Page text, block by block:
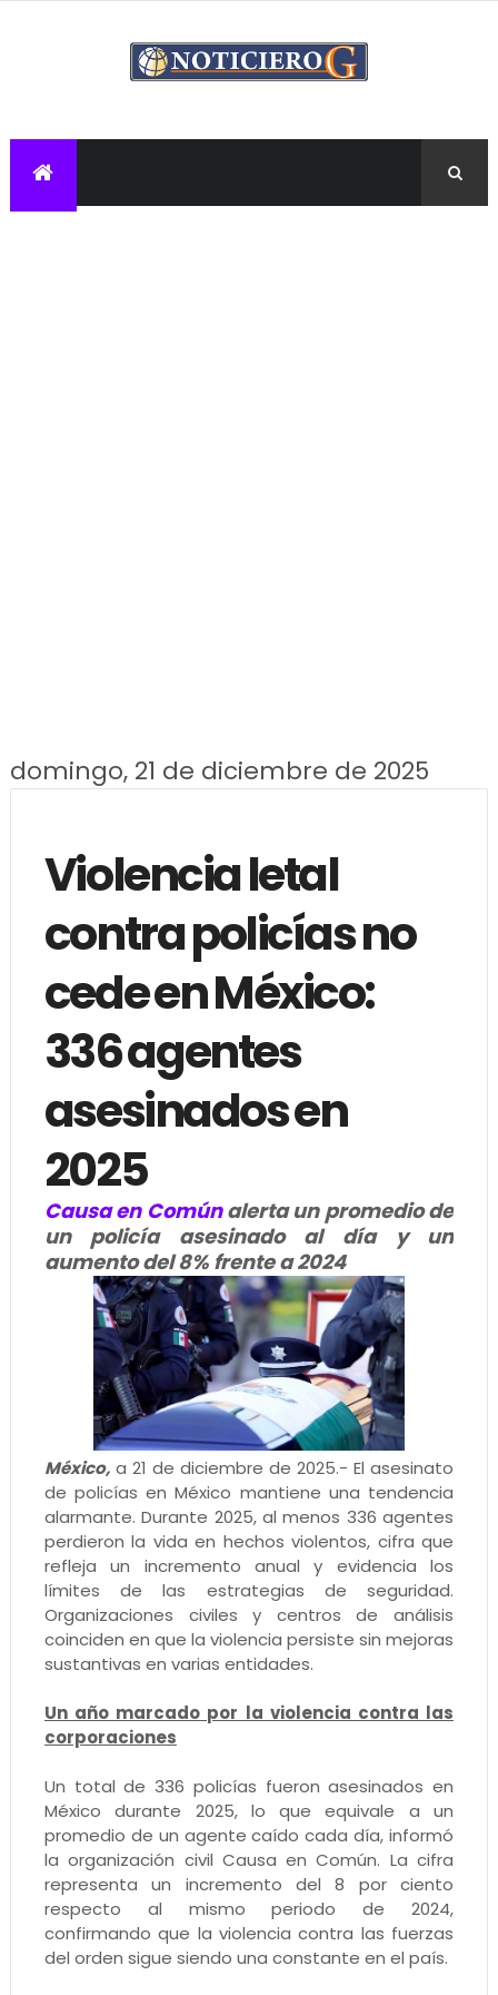
domingo, 21 de diciembre de 2025
Violencia letal
contra policías no
cede en México:
336 agentes
asesinados en
2025
Causa en Comúnalerta un promedio de
un policía asesinado al día y un
aumento del 8% frente a 2024
México,a 21 de diciembre de 2025.- El asesinato
de policías en México mantiene una tendencia
alarmante. Durante 2025, al menos 336 agentes
perdieron la vida en hechos violentos, cifra que
refleja un incremento anual y evidencia los
límites de las estrategias de seguridad.
Organizaciones civiles y centros de análisis
coinciden en que la violencia persiste sin mejoras
sustantivas en varias entidades.
Un año marcado por la violencia contra las
corporaciones
Un total de 336 policías fueron asesinados en
México durante 2025, lo que equivale a un
promedio de un agente caído cada día, informó
la organización civil Causa en Común. La cifra
representa un incremento del 8 por ciento
respecto al mismo periodo de 2024,
confirmando que la violencia contra las fuerzas
del orden sigue siendo una constante en el país.